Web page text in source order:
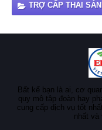
TRỢ CẤP THAI SẢN
Bất kể bạn là ai, cơ
quy mô tập đoàn hay
cung cấp dịch vụ tốt
nhất và